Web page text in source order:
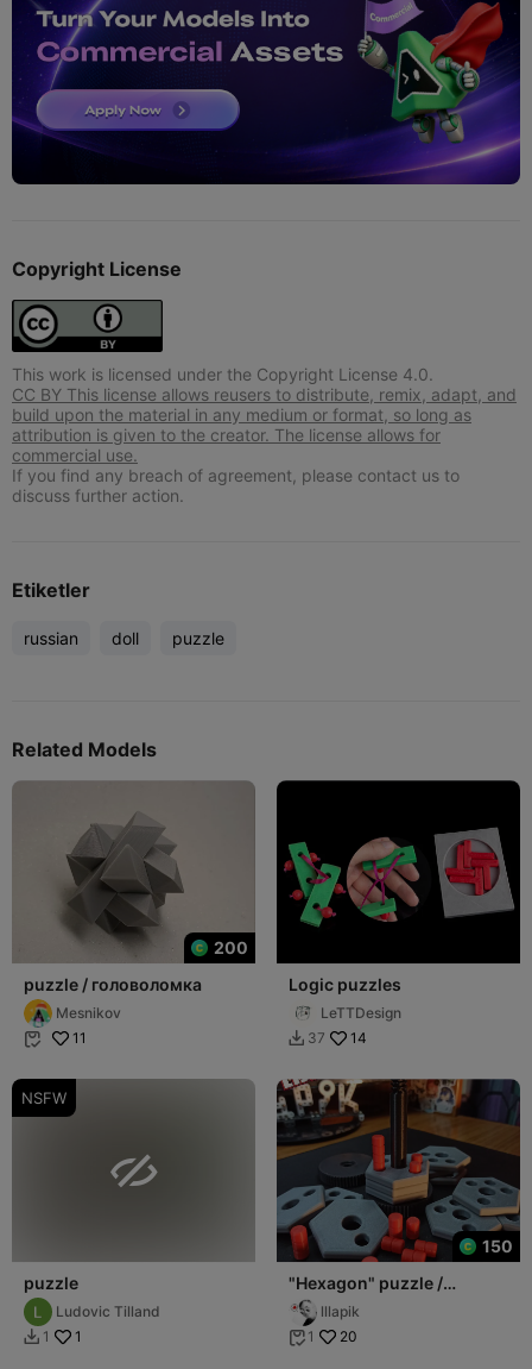
Copyright License
This work is licensed under the Copyright License 4.0.
CC BY This license allows reusers to distribute, remix, adapt, and
build upon the material in any medium or format, so long as
attribution is given to the creator. The license allows for
commercial use.
If you find any breach of agreement, please contact us to
discuss further action.
Etiketler
russian doll puzzle
Related Models
200
puzzle / головоломка
Mesnikov
 11
Logic puzzles
LeTTDesign
 37 14
NSFW

puzzle
Ludovic Tilland
 1 1
150
"Hexagon" puzzle /
Головоломка "Гексагон"
lllapik
 1 20